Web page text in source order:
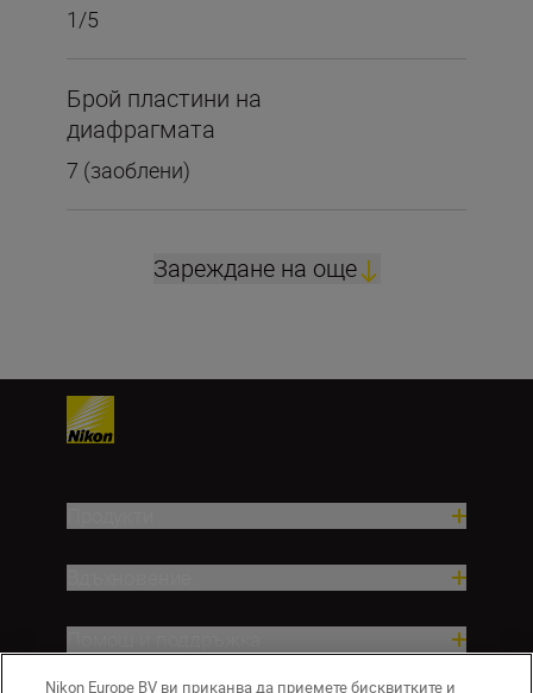
1/5
Брой пластини на
диафрагмата
7 (заоблени)
Зареждане на още
Nikon Europe BV ви приканва да приемете бисквитките и